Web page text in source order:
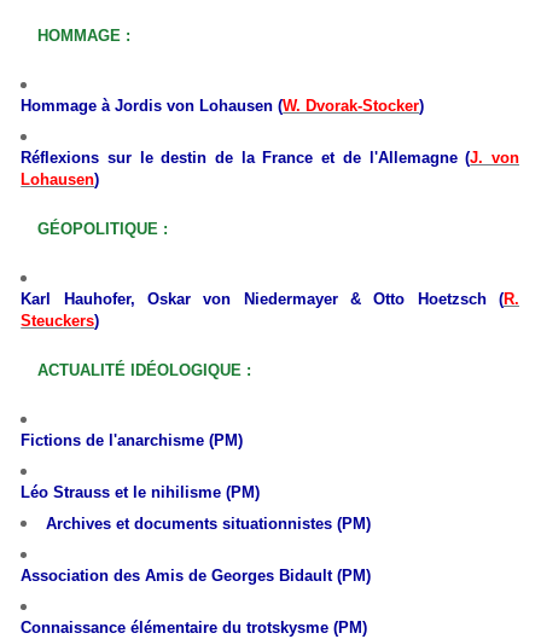
HOMMAGE :
Hommage à Jordis von Lohausen (W. Dvorak-Stocker)
Réflexions sur le destin de la France et de l'Allemagne (J. von
Lohausen)
GÉOPOLITIQUE :
Karl Hauhofer, Oskar von Niedermayer & Otto Hoetzsch (R.
Steuckers)
ACTUALITÉ IDÉOLOGIQUE :
Fictions de l'anarchisme (PM)
Léo Strauss et le nihilisme (PM)
Archives et documents situationnistes (PM)
Association des Amis de Georges Bidault (PM)
Connaissance élémentaire du trotskysme (PM)